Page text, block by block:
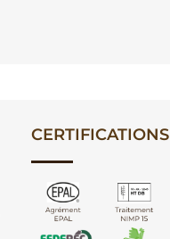
CERTIFICATIONS